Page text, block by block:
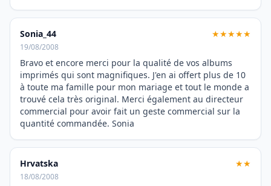
Sonia_44 ★★★★★
19/08/2008
Bravo et encore merci pour la qualité de vos albums
imprimés qui sont magnifiques. J'en ai offert plus de 10
à toute ma famille pour mon mariage et tout le monde a
trouvé cela très original. Merci également au directeur
commercial pour avoir fait un geste commercial sur la
quantité commandée. Sonia
Hrvatska ★★
18/08/2008